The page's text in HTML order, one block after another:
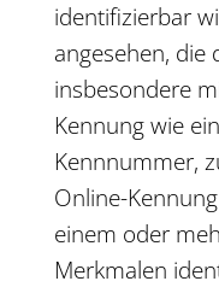
identifizierbar
angesehen, die
insbesondere
Kennung wie
Kennnummer,
Online-
einem oder
Merkmalen